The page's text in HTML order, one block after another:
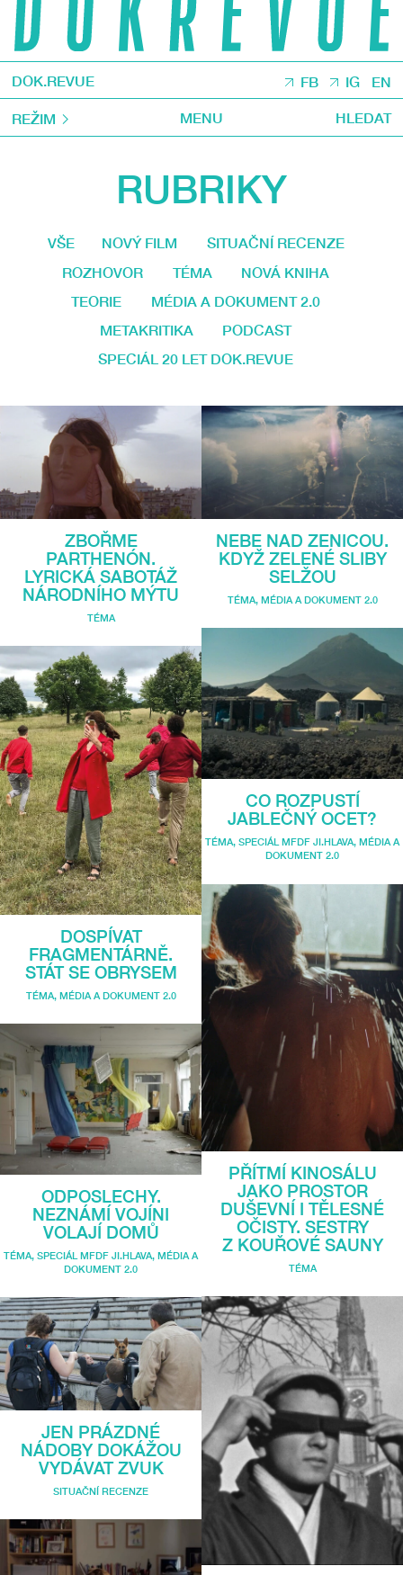
DOK.REVUE FB IG EN
REŽIM MENU HLEDAT
RUBRIKY
VŠE NOVÝ FILM
SITUAČNÍ RECENZE
ROZHOVOR
TÉMA
NOVÁ KNIHA
TEORIE
MÉDIA A DOKUMENT 2.0
METAKRITIKA
PODCAST
SPECIÁL 20 LET DOK.REVUE
ZBOŘME
PARTHENÓN.
LYRICKÁ SABOTÁŽ
NÁRODNÍHO MÝTU
TÉMA
DOSPÍVAT
FRAGMENTÁRNĚ.
STÁT SE OBRYSEM
TÉMA, MÉDIA A DOKUMENT 2.0
ODPOSLECHY.
NEZNÁMÍ VOJÍNI
VOLAJÍ DOMŮ
TÉMA, SPECIÁL MFDF JI.HLAVA, MÉDIA A
DOKUMENT 2.0
JEN PRÁZDNÉ
NÁDOBY DOKÁŽOU
VYDÁVAT ZVUK
SITUAČNÍ RECENZE
NEBE NAD ZENICOU.
KDYŽ ZELENÉ SLIBY
SELŽOU
TÉMA, MÉDIA A DOKUMENT 2.0
CO ROZPUSTÍ
JABLEČNÝ OCET?
TÉMA, SPECIÁL MFDF JI.HLAVA, MÉDIA A
DOKUMENT 2.0
PŘÍTMÍ KINOSÁLU
JAKO PROSTOR
DUŠEVNÍ I TĚLESNÉ
OČISTY. SESTRY
Z KOUŘOVÉ SAUNY
TÉMA